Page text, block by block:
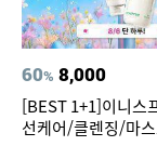
60% 8,000
[BEST 1+1]이니스
선케어/클렌징/마